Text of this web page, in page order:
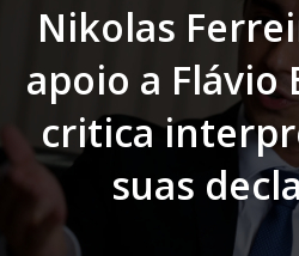
Nikolas
apoio a Flávio
critica
suas